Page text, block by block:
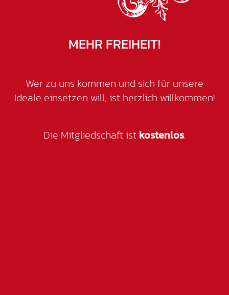
MEHR FREIHEIT!
Wer zu uns kommen und sich für unsere
Ideale einsetzen will, ist herzlich willkommen!
Die Mitgliedschaft ist kostenlos.